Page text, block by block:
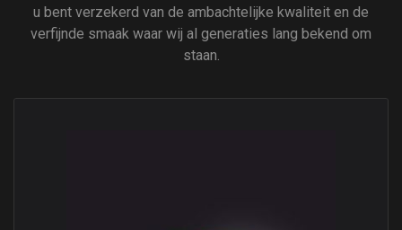
u bent verzekerd van de ambachtelijke kwaliteit en de
verfijnde smaak waar wij al generaties lang bekend om
staan.